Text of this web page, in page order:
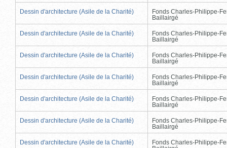
Dessin d'architecture (Asile de la Charité)
Fonds Charles-Philippe-
Baillairgé
Dessin d'architecture (Asile de la Charité)
Fonds Charles-Philippe-
Baillairgé
Dessin d'architecture (Asile de la Charité)
Fonds Charles-Philippe-
Baillairgé
Dessin d'architecture (Asile de la Charité)
Fonds Charles-Philippe-
Baillairgé
Dessin d'architecture (Asile de la Charité)
Fonds Charles-Philippe-
Baillairgé
Dessin d'architecture (Asile de la Charité)
Fonds Charles-Philippe-
Baillairgé
Dessin d'architecture (Asile de la Charité)
Fonds Charles-Philippe-